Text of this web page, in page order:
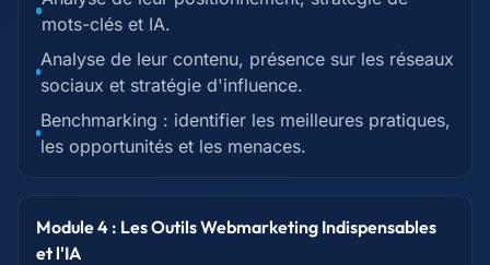
mots-clés et IA.
Analyse de leur contenu, présence sur les réseaux
sociaux et stratégie d'influence.
Benchmarking : identifier les meilleures pratiques,
les opportunités et les menaces.
Module 4 : Les Outils Webmarketing Indispensables
et l'IA